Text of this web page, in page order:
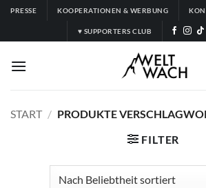
Zum
springen
PRESSE KOOPERATIONEN & WERBUNG
♥ SUPPORTERS CLUB
START / PRODUKTE
FILTER